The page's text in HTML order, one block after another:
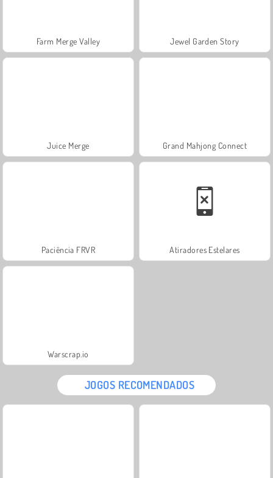
Farm Merge Valley Jewel Garden Story
Juice Merge Grand Mahjong Connect
Paciência FRVR Atiradores Estelares
Warscrap.io
JOGOS RECOMENDADOS